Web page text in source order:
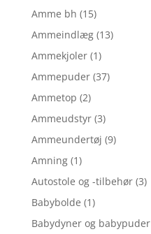
Amme bh (15)
Ammeindlæg (13)
Ammekjoler (1)
Ammepuder (37)
Ammetop (2)
Ammeudstyr (3)
Ammeundertøj (9)
Amning (1)
Autostole og -tilbehør (3)
Babybolde (1)
Babydyner og babypuder